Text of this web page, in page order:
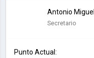
Antonio
Secretario
Punto Actual: